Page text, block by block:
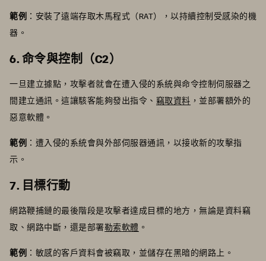
範例 ：安裝了遠端存取木馬程式（RAT），以持續控制受感染的機
器。
6. 命令與控制（C2）
一旦建立據點，攻擊者就會在遭入侵的系統與命令控制伺服器之
間建立通訊。這讓駭客能夠發出指令、 竊取資料 ，並部署額外的
惡意軟體。
範例 ：遭入侵的系統會與外部伺服器通訊，以接收新的攻擊指
示。
7. 目標行動
網路鞭捕鏈的最後階段是攻擊者達成目標的地方，無論是資料竊
取、網路中斷，還是部署勒索軟體 。
範例 ：敏感的客戶資料會被竊取，並儲存在黑暗的網路上。